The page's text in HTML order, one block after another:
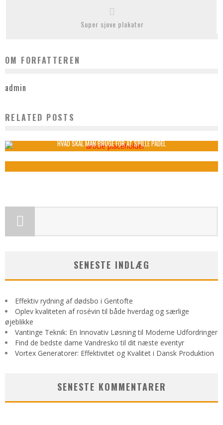
Super sjove plakater
OM FORFATTEREN
admin
RELATED POSTSTRÆNINGSTØJ TIL MÆND ER NØGLEN TIL EFFEKTIV TRÆNING
HVAD SKAL MAN BRUGE FOR AT SPILLE PADEL
SENESTE INDLÆG
Effektiv rydning af dødsbo i Gentofte
Oplev kvaliteten af rosévin til både hverdag og særlige
øjeblikke
Vantinge Teknik: En Innovativ Løsning til Moderne Udfordringer
Find de bedste dame Vandresko til dit næste eventyr
Vortex Generatorer: Effektivitet og Kvalitet i Dansk Produktion
SENESTE KOMMENTARER